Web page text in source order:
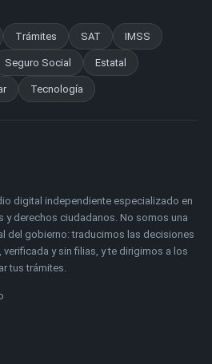
Trámites SAT IMSS
Seguro Social Estatal
Tecnología
digital independiente especializado en
y derechos ciudadanos. No somos una
del gobierno: traducimos las decisiones
y sin filias, y te dirigimos a los
tus trámites.